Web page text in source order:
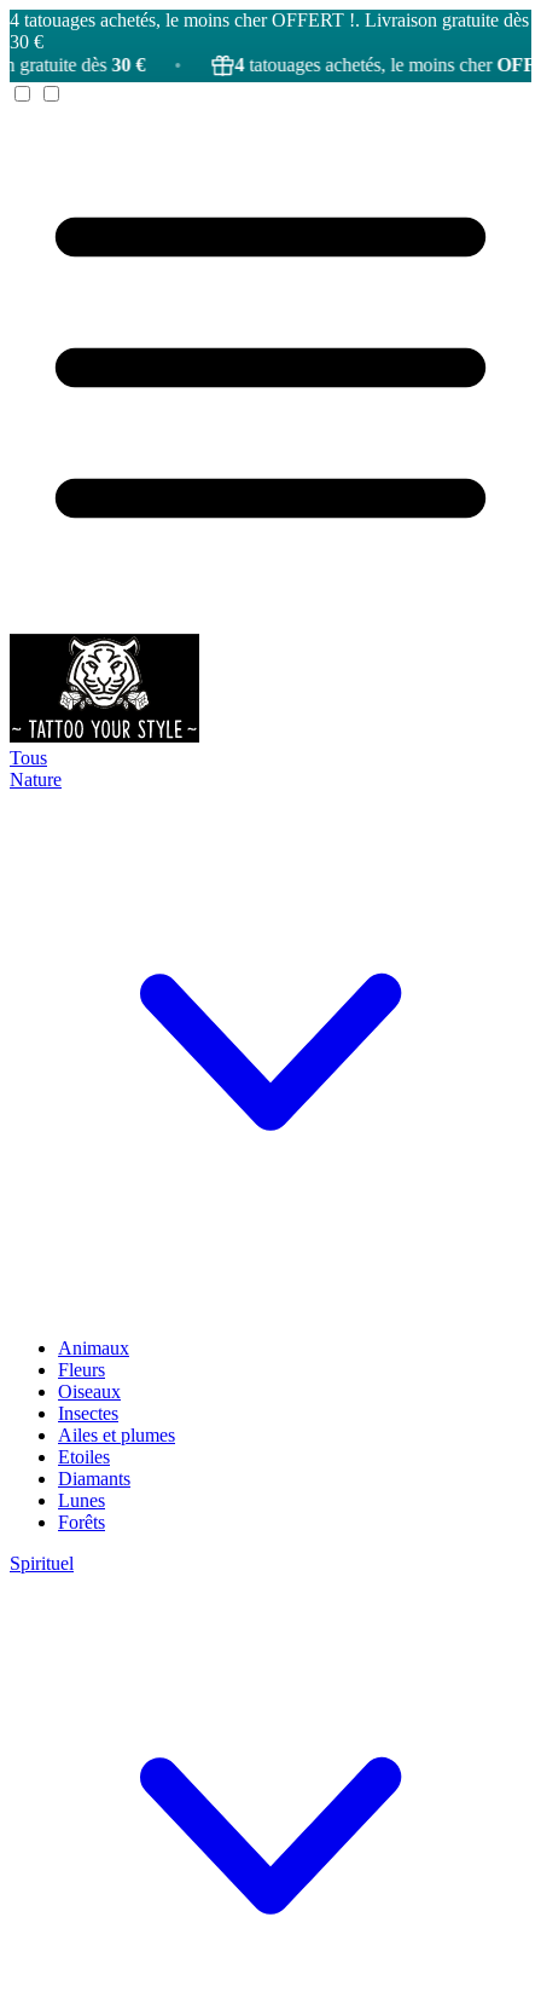
4 tatouages achetés, le moins cher OFFERT !. Livraison gratuite dès
30 €
30 € • 4tatouages achetés, le moins cher OFFERT! •
Tous
Nature
Animaux
Fleurs
Oiseaux
Insectes
Ailes et plumes
Etoiles
Diamants
Lunes
Forêts
Spirituel